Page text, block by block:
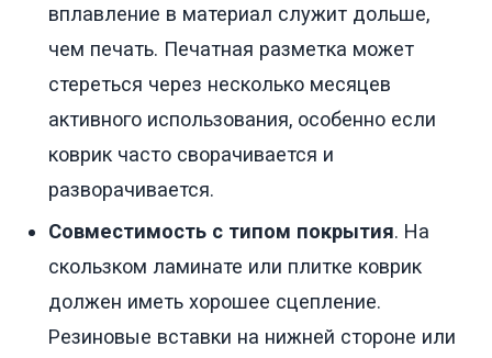
вплавление в материал служит дольше,
чем печать. Печатная разметка может
стереться через несколько месяцев
активного использования, особенно если
коврик часто сворачивается и
разворачивается.
Совместимость с типом покрытия. На
скользком ламинате или плитке коврик
должен иметь хорошее сцепление.
Резиновые вставки на нижней стороне или